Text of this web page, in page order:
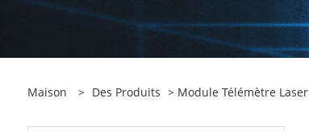
Maison > Des Produits > Module Télémètre Laser